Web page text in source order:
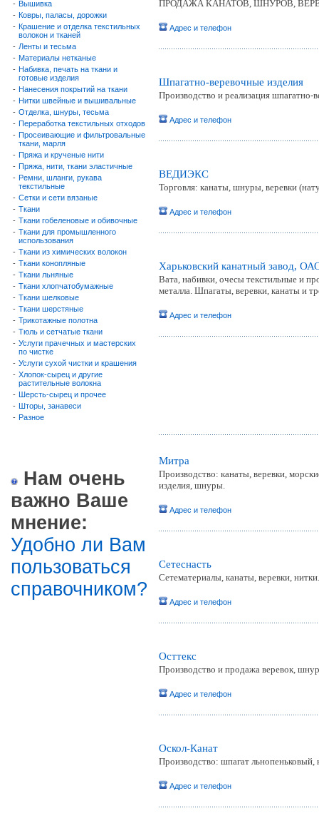
- Вышивка
- Ковры, паласы, дорожки
- Крашение и отделка текстильных
волокон и тканей
- Ленты и тесьма
- Материалы нетканые
- Набивка, печать на ткани и
готовые изделия
- Нанесения покрытий на ткани
- Нитки швейные и вышивальные
- Отделка, шнуры, тесьма
- Переработка текстильных отходов
- Просеивающие и фильтровальные
ткани, марля
- Пряжа и крученые нити
- Пряжа, нити, ткани эластичные
- Ремни, шланги, рукава
текстильные
- Сетки и сети вязаные
- Ткани
- Ткани гобеленовые и обивочные
- Ткани для промышленного
использования
- Ткани из химических волокон
- Ткани конопляные
- Ткани льняные
- Ткани хлопчатобумажные
- Ткани шелковые
- Ткани шерстяные
- Трикотажные полотна
- Тюль и сетчатые ткани
- Услуги прачечных и мастерских
по чистке
- Услуги сухой чистки и крашения
- Хлопок-сырец и другие
растительные волокна
- Шерсть-сырец и прочее
- Шторы, занавеси
- Разное
Нам очень
важно Ваше
мнение:
Удобно ли Вам
пользоваться
справочником?
ПРОДАЖА КАНАТОВ, ШНУРОВ,
Адрес и телефон
Шпагатно-веревочные изделия
Производство и реализация шпагатно-
Адрес и телефон
ВЕДИЭКС
Торговля: канаты, шнуры, веревки
Адрес и телефон
Харьковский канатный завод,
Вата, набивки, очесы текстильные и
металла. Шпагаты, веревки, канаты и
Адрес и телефон
Митра
Производство: канаты, веревки,
изделия, шнуры.
Адрес и телефон
Сетеснасть
Сетематериалы, канаты, веревки, нитки.
Адрес и телефон
Осттекс
Производство и продажа веревок,
Адрес и телефон
Оскол-Канат
Производство: шпагат льнопеньковый,
Адрес и телефон